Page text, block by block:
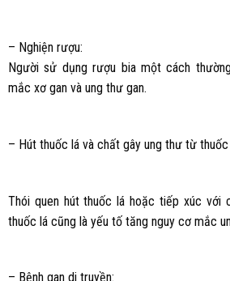
– Nghiện rượu:
Người sử dụng rượu bia một cách
mắc xơ gan và ung thư gan.
– Hút thuốc lá và chất gây ung thư từ thuốc
Thói quen hút thuốc lá hoặc tiếp xúc với
thuốc lá cũng là yếu tố tăng nguy cơ mắc
– Bệnh gan di truyền: